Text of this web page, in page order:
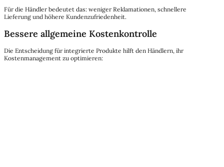
Für die Händler bedeutet das: weniger Reklamationen, schnellere
Lieferung und höhere Kundenzufriedenheit.
Bessere allgemeine Kostenkontrolle
Die Entscheidung für integrierte Produkte hilft den Händlern, ihr
Kostenmanagement zu optimieren: